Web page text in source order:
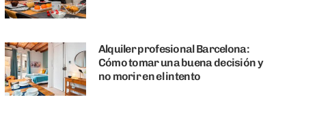
Alquiler profesional Barcelona:
Cómo tomar una buena decisión y
no morir en el intento